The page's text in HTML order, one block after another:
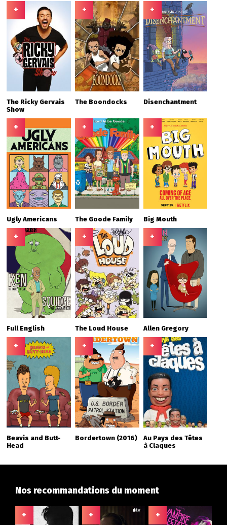
+
The Ricky Gervais
Show
+
The Boondocks
+
Disenchantment
+
Ugly Americans
+
The Goode Family
+
Big Mouth
+
Full English
+
The Loud House
+
Allen Gregory
+
Beavis and Butt-
Head
+
Bordertown (2016)
+
Au Pays des Têtes
à Claques
Nos recommandations du moment
+ + +